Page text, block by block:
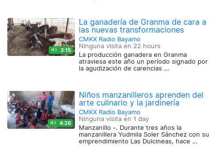
3:15
La ganadería de Granma de cara a
las nuevas transformaciones
CMKX Radio Bayamo
Ninguna visita en 22 hours
La producción ganadera en Granma
atraviesa este año un período signado por
la agudización de carencias …
4:26
Niños manzanilleros aprenden del
arte culinario y la jardinería
CMKX Radio Bayamo
Ninguna visita en 1 day
Manzanillo -. Durante tres años la
manzanillera Yudmila Soler Sánchez con su
emprendimiento Las Dulcineas, hace …